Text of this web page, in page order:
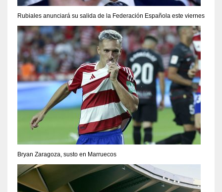
Rubiales anunciará su salida de la Federación Española este viernes
Bryan Zaragoza, susto en Marruecos